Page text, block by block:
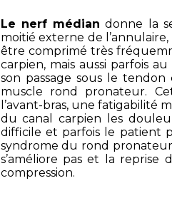
Le nerf médian donne la
moitié externe de
être comprimé très
carpien, mais aussi parfois
son passage sous le
muscle rond pronateur.
l’avant-bras, une fatigabilité
du canal carpien les
difficile et parfois le patient
syndrome du rond
s’améliore pas et la
compression.